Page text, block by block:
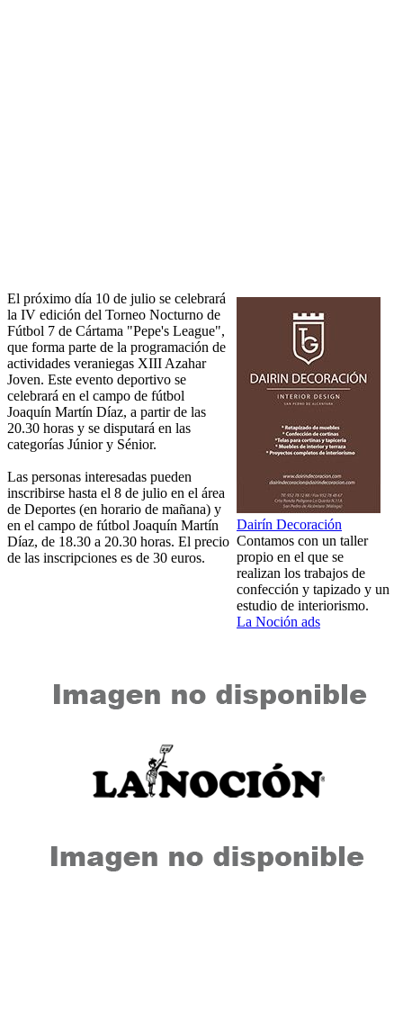
Dairín Decoración
Contamos con un taller
propio en el que se
realizan los trabajos de
confección y tapizado y un
estudio de interiorismo.
La Noción ads
El próximo día 10 de julio se celebrará
la IV edición del Torneo Nocturno de
Fútbol 7 de Cártama "Pepe's League",
que forma parte de la programación de
actividades veraniegas XIII Azahar
Joven. Este evento deportivo se
celebrará en el campo de fútbol
Joaquín Martín Díaz, a partir de las
20.30 horas y se disputará en las
categorías Júnior y Sénior.
Las personas interesadas pueden
inscribirse hasta el 8 de julio en el área
de Deportes (en horario de mañana) y
en el campo de fútbol Joaquín Martín
Díaz, de 18.30 a 20.30 horas. El precio
de las inscripciones es de 30 euros.